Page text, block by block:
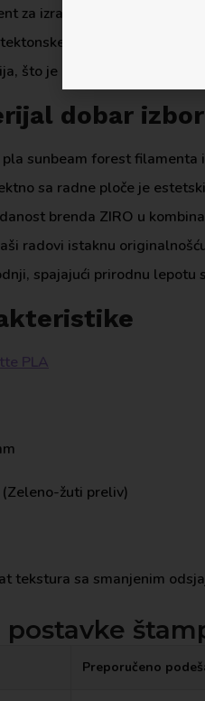
za izradu fantasy figura i
modele i pejzažnu
što je neprocenjivo za
dobar izbor
sunbeam forest filamenta
sa radne ploče je
brenda ZIRO u
radovi istaknu
spajajući prirodnu lepotu
PLA
žuti preliv)
tekstura sa smanjenim
Preporučeno